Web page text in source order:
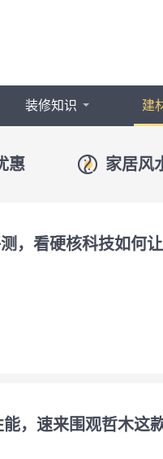
装修知识 建
惠 家居风
，看硬核科技如何
，速来围观哲木这